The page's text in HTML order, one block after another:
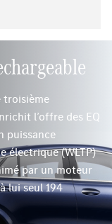
troisième
l’offre des EQ
puissance
électrique (WLTP)
par un moteur
lui seul 194